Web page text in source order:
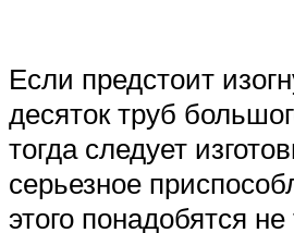
Если предстоит
десяток труб
тогда следует
серьезное
этого понадобятся не